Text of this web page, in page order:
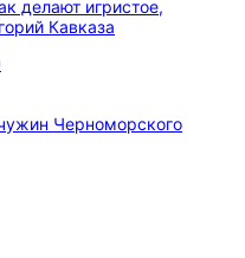
делают игристое,
Кавказа